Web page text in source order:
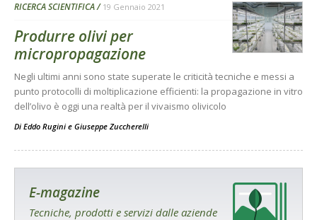
RICERCA SCIENTIFICA 19 Gennaio 2021
Produrre olivi per
micropropagazione
Negli ultimi anni sono state superate le criticità tecniche e messi a
punto protocolli di moltiplicazione efficienti: la propagazione in vitro
dell’olivo è oggi una realtà per il vivaismo olivicolo
Di Eddo Rugini e Giuseppe Zuccherelli
E-magazine
Tecniche, prodotti e servizi dalle aziende